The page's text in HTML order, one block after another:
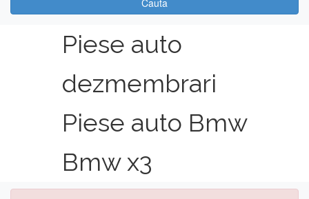
Cauta
Piese auto
dezmembrari
Piese auto Bmw
Bmw x3